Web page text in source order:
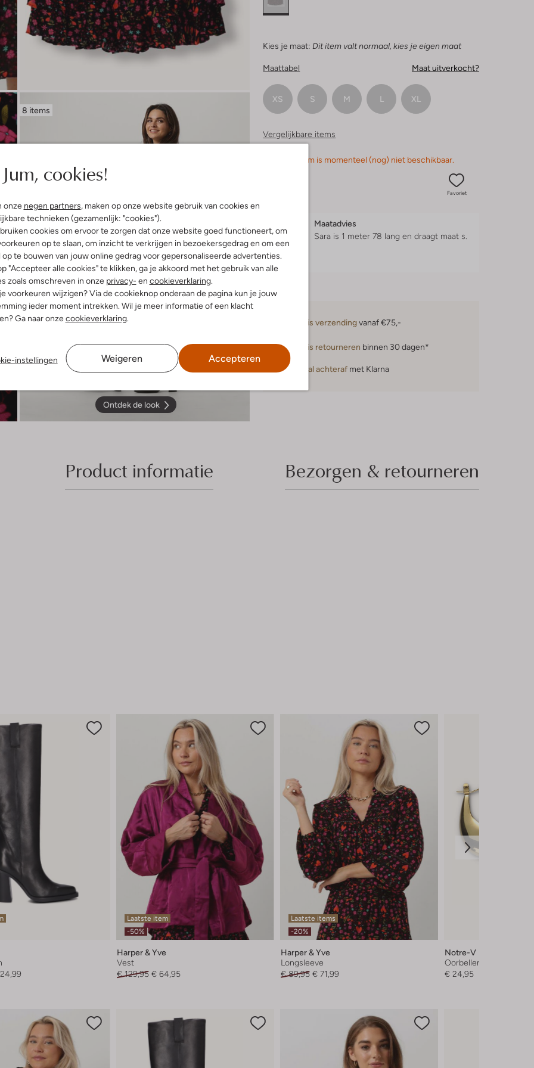
Jum, cookies!
onze negen partners, maken op onze website gebruik van cookies en
technieken (gezamenlijk: "cookies").
cookies om ervoor te zorgen dat onze website goed functioneert, om
op te slaan, om inzicht te verkrijgen in bezoekersgedrag en om een
op te bouwen van jouw online gedrag voor gepersonaliseerde advertenties.
"Accepteer alle cookies" te klikken, ga je akkoord met het gebruik van alle
zoals omschreven in onze privacy- en cookieverklaring.
voorkeuren wijzigen? Via de cookieknop onderaan de pagina kun je jouw
ieder moment intrekken. Wil je meer informatie of een klacht
Ga naar onzecookieverklaring.
instellingen Weigeren Accepteren
8 items
Ontdek de look
Kies je maat: Dit item valt normaal, kies je eigen maat
Maattabel Maat uitverkocht?
XS S M L XL
Vergelijkbare items
Sorry, dit item is momenteel (nog) niet beschikbaar.
Favoriet
Maatadvies
Sara is 1 meter 78 lang en draagt maat s.
Gratis verzendingvanaf €75,-
Gratis retourneren binnen 30 dagen*
Betaal achteraf met Klarna
Product informatie Bezorgen & retourneren
Laatste item
-50%
Harper & Yve
Vest
€ 129,95 € 64,95
Laatste items
-20%
Harper & Yve
Longsleeve
€ 89,95 € 71,99
Notre-V
Oorbellen
€ 24,95